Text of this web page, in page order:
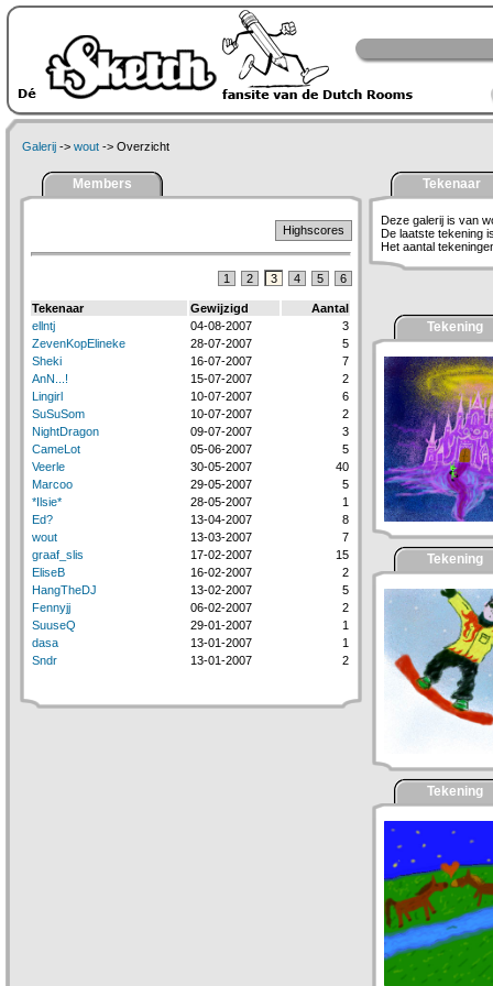
Galerij -> wout -> Overzicht
Members
Highscores
1 2 3 4 5 6
Tekenaar Gewijzigd
Aantal
ellntj
04-08-2007
3
ZevenKopElineke
28-07-2007
5
Sheki
16-07-2007
7
AnN...!
15-07-2007
2
Lingirl
10-07-2007
6
SuSuSom
10-07-2007
2
NightDragon
09-07-2007
3
CameLot
05-06-2007
5
Veerle
30-05-2007
40
Marcoo
29-05-2007
5
*Ilsie*
28-05-2007
1
Ed?
13-04-2007
8
wout
13-03-2007
7
graaf_slis
17-02-2007
15
EliseB
16-02-2007
2
HangTheDJ
13-02-2007
5
Fennyjj
06-02-2007
2
SuuseQ
29-01-2007
1
dasa
13-01-2007
1
Sndr
13-01-2007 2
Tekenaar
Deze galerij is van
De laatste tekening
Het aantal
Tekening
Tekening
Tekening